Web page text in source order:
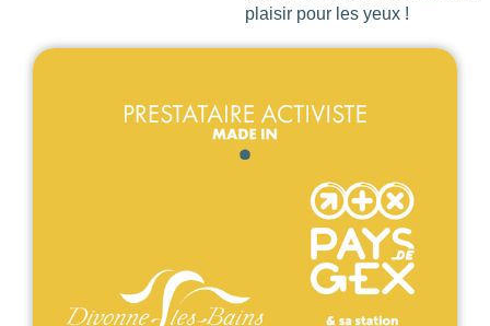
plaisir pour les yeux !